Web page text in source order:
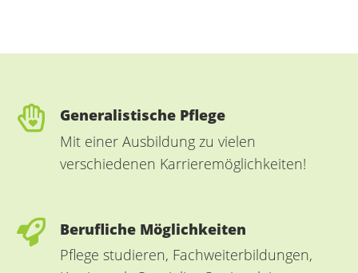
Generalistische Pflege
Mit einer Ausbildung zu vielen
verschiedenen Karrieremöglichkeiten!
Berufliche Möglichkeiten
Pflege studieren, Fachweiterbildungen,